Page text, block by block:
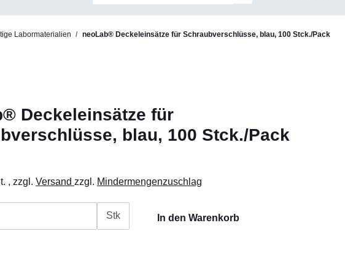
Labormaterialien neoLab® Deckeleinsätze für Schraubverschlüsse, blau, 100 Stck./Pack
Deckeleinsätze für
blau, 100 Stck./Pack
, zzgl. Versand zzgl. Mindermengenzuschlag
Stk In den Warenkorb